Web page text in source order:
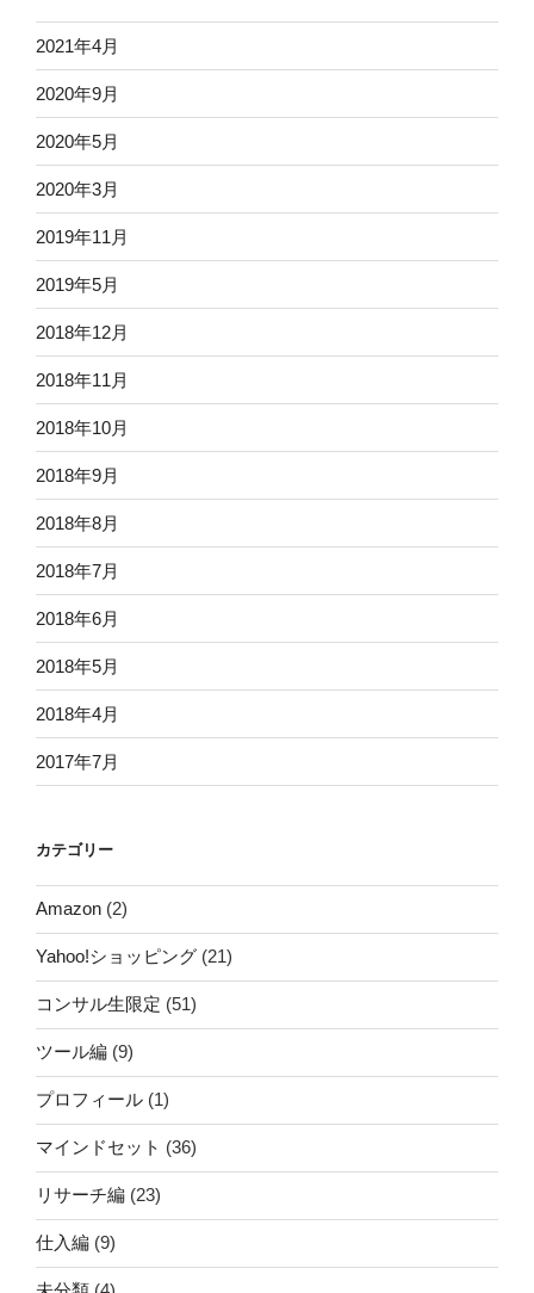
2021年4月
2020年9月
2020年5月
2020年3月
2019年11月
2019年5月
2018年12月
2018年11月
2018年10月
2018年9月
2018年8月
2018年7月
2018年6月
2018年5月
2018年4月
2017年7月
カテゴリー
Amazon (2)
Yahoo!ショッピング (21)
コンサル生限定 (51)
ツール編 (9)
プロフィール (1)
マインドセット (36)
リサーチ編 (23)
仕入編 (9)